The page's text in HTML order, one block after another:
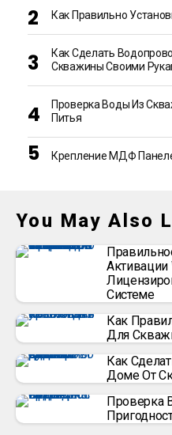
Как Правильно
Как Сделать
Скважины Своими
Проверка Воды Из
Питья
Крепление МДФ
You May Also
Активации
Системе
Как
Для
Как
Доме От
Проверка